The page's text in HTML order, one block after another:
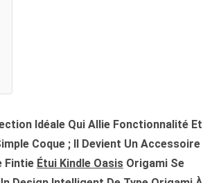
Idéale Qui Allie Fonctionnalité Et
Coque ; Il Devient Un Accessoire
Fintie Étui Kindle Oasis Origami Se